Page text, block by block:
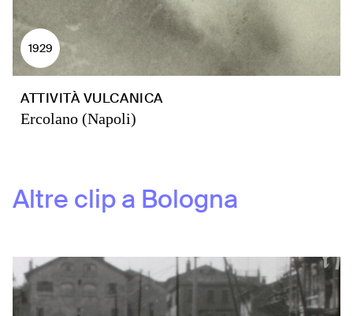
1929
ATTIVITÀ VULCANICA
Ercolano (Napoli)
Altre clip a Bologna